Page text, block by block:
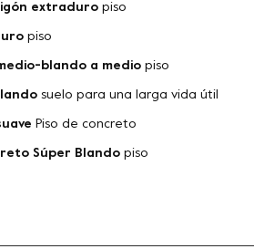
extraduro piso
piso
blando a medio piso
suelo para una larga vida útil
Piso de concreto
Súper Blando piso